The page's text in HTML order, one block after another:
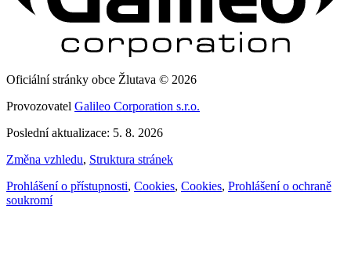
Oficiální stránky obce Žlutava © 2026
Provozovatel Galileo Corporation s.r.o.
Poslední aktualizace: 5. 8. 2026
Změna vzhledu, Struktura stránek
Prohlášení o přístupnosti, Cookies, Cookies, Prohlášení o ochraně
soukromí